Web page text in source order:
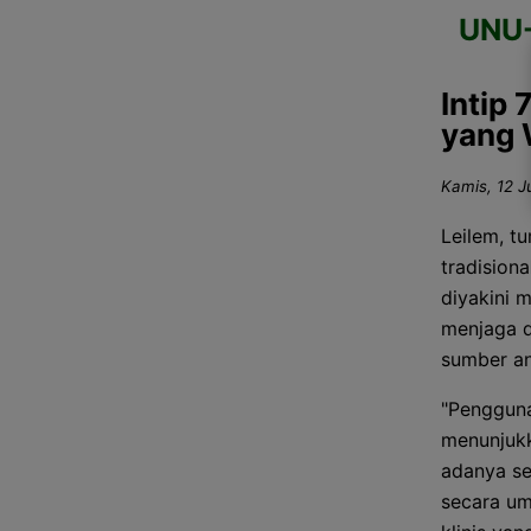
Intip
yang
Kamis, 12
Leilem,
diyakini
menjaga
sumber
adanya
secara